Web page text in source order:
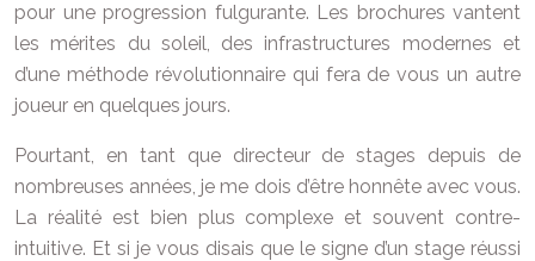
pour une progression fulgurante. Les brochures vantent
les mérites du soleil, des infrastructures modernes et
d’une méthode révolutionnaire qui fera de vous un autre
joueur en quelques jours.
Pourtant, en tant que directeur de stages depuis de
nombreuses années, je me dois d’être honnête avec vous.
La réalité est bien plus complexe et souvent contre-
intuitive. Et si je vous disais que le signe d’un stage réussi